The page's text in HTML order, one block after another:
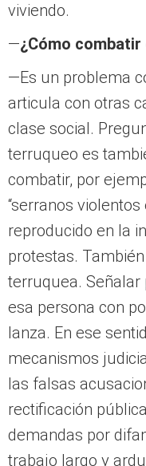
viviendo.
—¿Cómo
—Es un problema
articula con otras
clase social.
terruqueo es
combatir, por
“serranos
reproducido en la
protestas.
terruquea.
esa persona con
lanza. En ese
mecanismos
las falsas
rectificación
demandas por
trabajo largo y